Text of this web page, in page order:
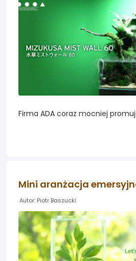
Firma ADA coraz mocniej
prezentacji kweintesencji stylu
Mini aranżacja
Autor: Piotr Baszucki